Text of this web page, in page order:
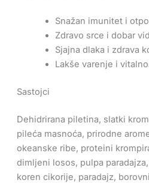
Snažan imunitet i
Zdravo srce i dobar
Sjajna dlaka i zdrava
Lakše varenje i
Sastojci
Dehidrirana piletina, slatki
pileća masnoća, prirodne
okeanske ribe, proteini
dimljeni losos, pulpa
koren cikorije, paradajz,